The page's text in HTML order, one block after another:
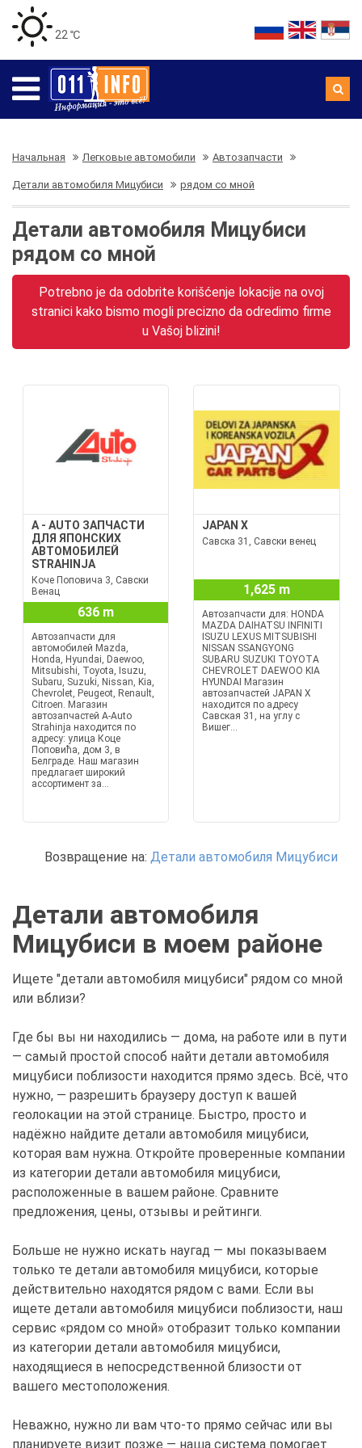
22 ℃
Начальная Легковые автомобили Автозапчасти
Детали автомобиля Мицубиси рядом со мной
Детали автомобиля Мицубиси
рядом со мной
Potrebno je da odobrite korišćenje lokacije na ovoj
stranici kako bismo mogli precizno da odredimo firme
u Vašoj blizini!
A - AUTO ЗАПЧАСТИ
ДЛЯ ЯПОНСКИХ
АВТОМОБИЛЕЙ
STRAHINJA
Коче Поповича 3, Савски
Венац
636 m
Автозапчасти для
автомобилей Mazda,
Honda, Hyundai, Daewoo,
Mitsubishi, Toyota, Isuzu,
Subaru, Suzuki, Nissan, Kia,
Chevrolet, Peugeot, Renault,
Citroen. Магазин
автозапчастей A-Auto
Strahinja находится по
адресу: улица Коце
Поповића, дом 3, в
Белграде. Наш магазин
предлагает широкий
ассортимент за...
JAPAN X
Савска 31, Савски венец
1,625 m
Автозапчасти для: HONDA
MAZDA DAIHATSU INFINITI
ISUZU LEXUS MITSUBISHI
NISSAN SSANGYONG
SUBARU SUZUKI TOYOTA
CHEVROLET DAEWOO KIA
HYUNDAI Магазин
автозапчастей JAPAN X
находится по адресу
Савская 31, на углу с
Вишег...
Возвращение на: Детали автомобиля Мицубиси
Детали автомобиля
Мицубиси в моем районе
Ищете "детали автомобиля мицубиси" рядом со мной
или вблизи?
Где бы вы ни находились — дома, на работе или в пути
— самый простой способ найти детали автомобиля
мицубиси поблизости находится прямо здесь. Всё, что
нужно, — разрешить браузеру доступ к вашей
геолокации на этой странице. Быстро, просто и
надёжно найдите детали автомобиля мицубиси,
которая вам нужна. Откройте проверенные компании
из категории детали автомобиля мицубиси,
расположенные в вашем районе. Сравните
предложения, цены, отзывы и рейтинги.
Больше не нужно искать наугад — мы показываем
только те детали автомобиля мицубиси, которые
действительно находятся рядом с вами. Если вы
ищете детали автомобиля мицубиси поблизости, наш
сервис «рядом со мной» отобразит только компании
из категории детали автомобиля мицубиси,
находящиеся в непосредственной близости от
вашего местоположения.
Неважно, нужно ли вам что-то прямо сейчас или вы
планируете визит позже — наша система помогает